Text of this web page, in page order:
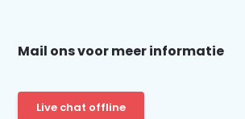
Mail ons voor meer informatie
Live chat offline